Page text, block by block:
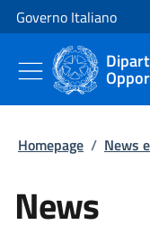
Vai al contenuto
Vai alla navigazione del
Governo Italiano
Homepage / News
News